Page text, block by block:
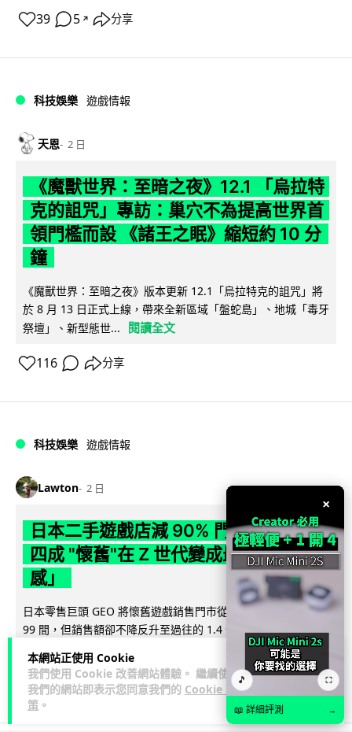
本網站正使用 Cookie
我們使用 Cookie 改善網站體驗。 繼續使用
我們的網站即表示您同意我們的 Cookie 政
策 。
39 5 ↗ 分享
科技娛樂 遊戲情報
天恩 2 日
《魔獸世界：至暗之夜》12.1 「烏拉特
克的詛咒」專訪：巢穴不為提高世界首
領門檻而設 《諸王之眠》縮短約 10 分
鐘
《魔獸世界：至暗之夜》版本更新 12.1「烏拉特克的詛咒」將
於 8 月 13 日正式上線，帶來全新區域「盤蛇島」、地城「毒牙
祭壇」、新型態世...
閱讀全文
116 分享
科技娛樂 遊戲情報
Lawton 2 日
日本二手遊戲店減 90% 門市 業績反增
四成 "懷舊"在 Z 世代變成最潮「新鮮
感」
日本零售巨頭 GEO 將懷舊遊戲銷售門市從 1,000 間大幅減至
99 間，但銷售額卻不降反升至過往的 1.4 倍。做到「減店增
收」奇蹟，...
262 20 ↗ 分享
×
🎵 ⛶
📖 詳細評測 →